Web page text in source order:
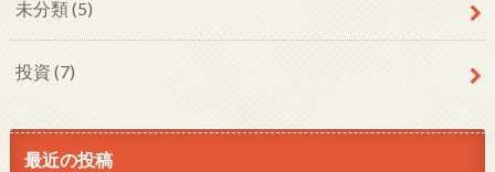
未分類(5)
投資 (7)
最近の投稿